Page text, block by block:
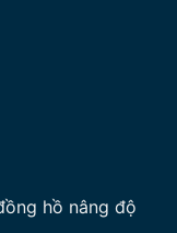
hồ nâng độ